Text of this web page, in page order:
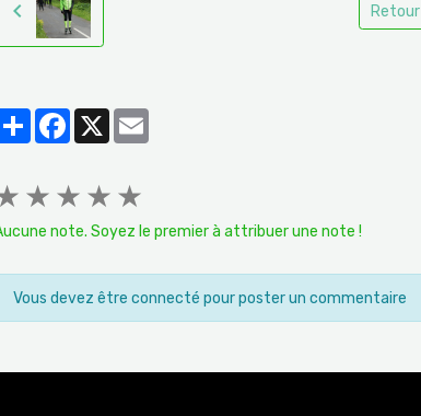
Retour
PartagerFacebook
X Email
★ ★ ★ ★
note. Soyez le premier à attribuer une note !
Vous devez être connecté pour poster un commentaire